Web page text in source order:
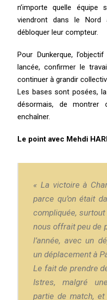
n’importe quelle
viendront dans le
débloquer leur compteur.
Pour Dunkerque,
lancée, confirmer le
continuer à grandir
Les bases sont posées,
désormais, de montrer
enchaîner.
Le point avec Mehdi
« La victoire à
parce qu’on était
compliquée,
nous offrait peu de
l’année, avec un
un déplacement à
Le fait de prendre
Istres, malgré
partie de match,